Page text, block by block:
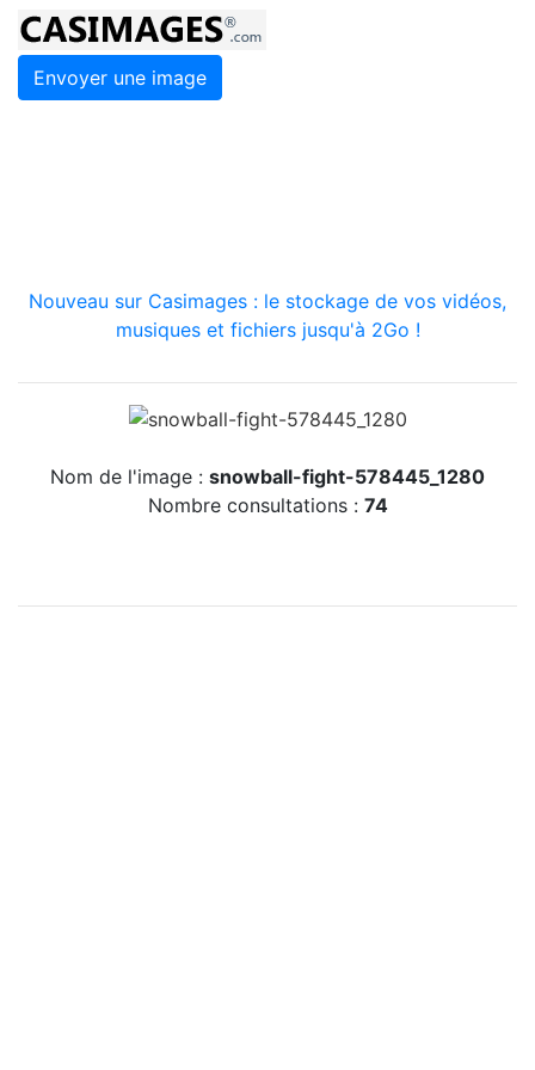
Envoyer une image
Nouveau sur Casimages : le stockage de vos vidéos,
musiques et fichiers jusqu'à 2Go !
Nom de l'image : snowball-fight-578445_1280
Nombre consultations : 74